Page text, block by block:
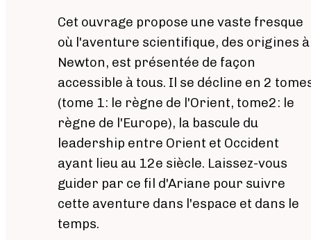
Cet ouvrage propose une vaste fresque
où l'aventure scientifique, des origines à
Newton, est présentée de façon
accessible à tous. Il se décline en 2
(tome 1: le règne de l'Orient, tome2: le
règne de l'Europe), la bascule du
leadership entre Orient et Occident
ayant lieu au 12e siècle. Laissez-vous
guider par ce fil d'Ariane pour suivre
cette aventure dans l'espace et dans le
temps.